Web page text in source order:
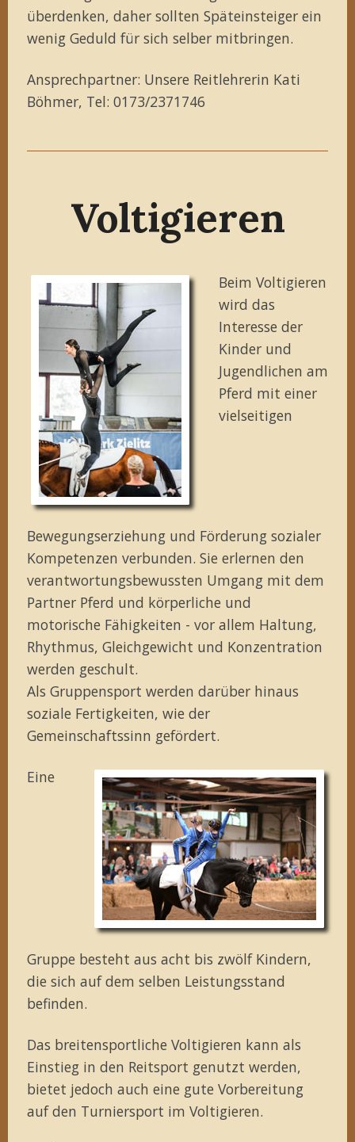
überdenken, daher sollten Späteinsteiger ein
wenig Geduld für sich selber mitbringen.
Ansprechpartner: Unsere Reitlehrerin Kati
Böhmer, Tel: 0173/2371746
Voltigieren
Beim Voltigieren
wird das
Interesse der
Kinder und
Jugendlichen am
Pferd mit einer
vielseitigen
Bewegungserziehung und Förderung sozialer
Kompetenzen verbunden. Sie erlernen den
verantwortungsbewussten Umgang mit dem
Partner Pferd und körperliche und
motorische Fähigkeiten - vor allem Haltung,
Rhythmus, Gleichgewicht und Konzentration
werden geschult.
Als Gruppensport werden darüber hinaus
soziale Fertigkeiten, wie der
Gemeinschaftssinn gefördert.
Eine
Gruppe besteht aus acht bis zwölf Kindern,
die sich auf dem selben Leistungsstand
befinden.
Das breitensportliche Voltigieren kann als
Einstieg in den Reitsport genutzt werden,
bietet jedoch auch eine gute Vorbereitung
auf den Turniersport im Voltigieren.